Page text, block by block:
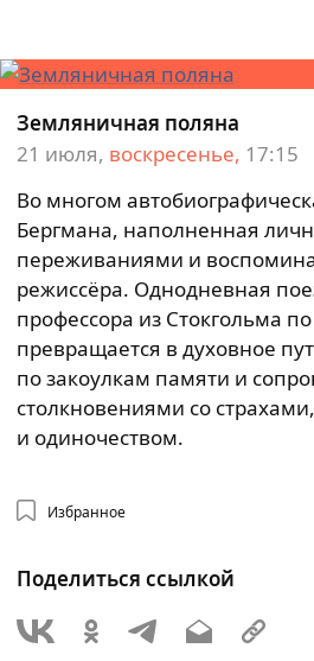
Земляничная поляна
21 июля, воскресенье, 17:15
Во многом
Бергмана, наполненная
переживаниями и
режиссёра. Однодневная
профессора из Стокгольма
превращается в духовное
по закоулкам памяти и
столкновениями со
и одиночеством.
Избранное
Поделиться ссылкой